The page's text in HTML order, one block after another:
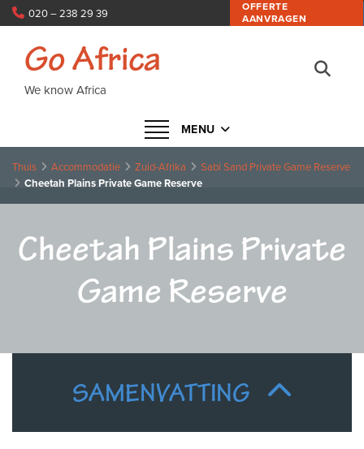
OFFERTE
AANVRAGEN
020 – 238 29 39
Navigatie in- of uitklappen
MENU
Go Africa
We know Africa
Thuis Accommodatie Zuid-Afrika
Sabi Sand Private Game Reserve
Cheetah Plains Private Game Reserve
Cheetah Plains Private
Game Reserve
SAMENVATTING